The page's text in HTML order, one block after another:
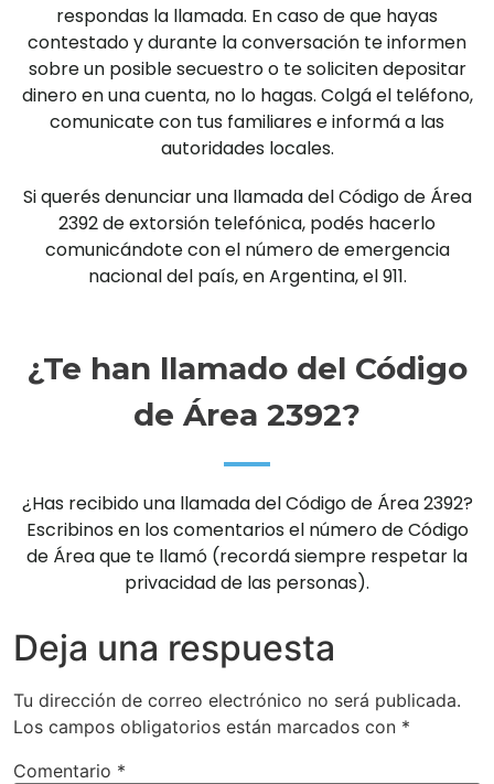
respondas la llamada. En caso de que hayas
contestado y durante la conversación te informen
sobre un posible secuestro o te soliciten depositar
dinero en una cuenta, no lo hagas. Colgá el teléfono,
comunicate con tus familiares e informá a las
autoridades locales.
Si querés denunciar una llamada del Código de Área
2392 de extorsión telefónica, podés hacerlo
comunicándote con el número de emergencia
nacional del país, en Argentina, el 911.
¿Te han llamado del Código
de Área 2392?
¿Has recibido una llamada del Código de Área 2392?
Escribinos en los comentarios el número de Código
de Área que te llamó (recordá siempre respetar la
privacidad de las personas).
Deja una respuesta
Tu dirección de correo electrónico no será publicada.
Los campos obligatorios están marcados con *
Comentario *